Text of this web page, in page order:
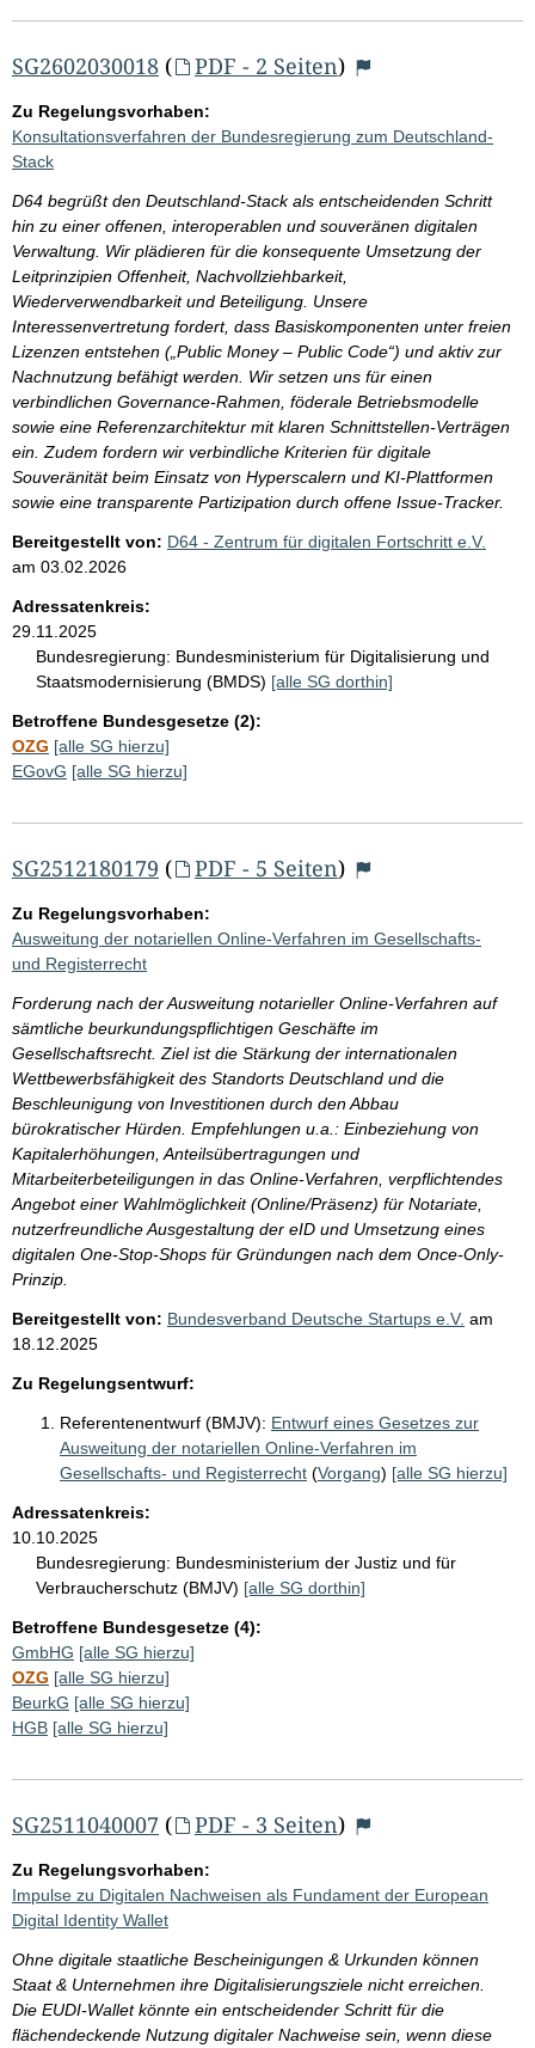
SG2602030018 ( PDF - 2 Seiten)
Zu Regelungsvorhaben:
Konsultationsverfahren der Bundesregierung zum Deutschland-
Stack
D64 begrüßt den Deutschland-Stack als entscheidenden Schritt
hin zu einer offenen, interoperablen und souveränen digitalen
Verwaltung. Wir plädieren für die konsequente Umsetzung der
Leitprinzipien Offenheit, Nachvollziehbarkeit,
Wiederverwendbarkeit und Beteiligung. Unsere
Interessenvertretung fordert, dass Basiskomponenten unter freien
Lizenzen entstehen („Public Money – Public Code“) und aktiv zur
Nachnutzung befähigt werden. Wir setzen uns für einen
verbindlichen Governance-Rahmen, föderale Betriebsmodelle
sowie eine Referenzarchitektur mit klaren Schnittstellen-Verträgen
ein. Zudem fordern wir verbindliche Kriterien für digitale
Souveränität beim Einsatz von Hyperscalern und KI-Plattformen
sowie eine transparente Partizipation durch offene Issue-Tracker.
Bereitgestellt von: D64 - Zentrum für digitalen Fortschritt e.V.
am 03.02.2026
Adressatenkreis:
29.11.2025
Bundesregierung: Bundesministerium für Digitalisierung und
Staatsmodernisierung (BMDS) [alle SG dorthin]
Betroffene Bundesgesetze (2):
OZG [alle SG hierzu]
EGovG [alle SG hierzu]
SG2512180179 ( PDF - 5 Seiten)
Zu Regelungsvorhaben:
Ausweitung der notariellen Online-Verfahren im Gesellschafts-
und Registerrecht
Forderung nach der Ausweitung notarieller Online-Verfahren auf
sämtliche beurkundungspflichtigen Geschäfte im
Gesellschaftsrecht. Ziel ist die Stärkung der internationalen
Wettbewerbsfähigkeit des Standorts Deutschland und die
Beschleunigung von Investitionen durch den Abbau
bürokratischer Hürden. Empfehlungen u.a.: Einbeziehung von
Kapitalerhöhungen, Anteilsübertragungen und
Mitarbeiterbeteiligungen in das Online-Verfahren, verpflichtendes
Angebot einer Wahlmöglichkeit (Online/Präsenz) für Notariate,
nutzerfreundliche Ausgestaltung der eID und Umsetzung eines
digitalen One-Stop-Shops für Gründungen nach dem Once-Only-
Prinzip.
Bereitgestellt von: Bundesverband Deutsche Startups e.V. am
18.12.2025
Zu Regelungsentwurf:
Referentenentwurf (BMJV): Entwurf eines Gesetzes zur
Ausweitung der notariellen Online-Verfahren im
Gesellschafts- und Registerrecht (Vorgang) [alle SG hierzu]
Adressatenkreis:
10.10.2025
Bundesregierung: Bundesministerium der Justiz und für
Verbraucherschutz (BMJV) [alle SG dorthin]
Betroffene Bundesgesetze (4):
GmbHG [alle SG hierzu]
OZG [alle SG hierzu]
BeurkG [alle SG hierzu]
HGB [alle SG hierzu]
SG2511040007 ( PDF - 3 Seiten)
Zu Regelungsvorhaben:
Impulse zu Digitalen Nachweisen als Fundament der European
Digital Identity Wallet
Ohne digitale staatliche Bescheinigungen & Urkunden können
Staat & Unternehmen ihre Digitalisierungsziele nicht erreichen.
Die EUDI-Wallet könnte ein entscheidender Schritt für die
flächendeckende Nutzung digitaler Nachweise sein, wenn diese